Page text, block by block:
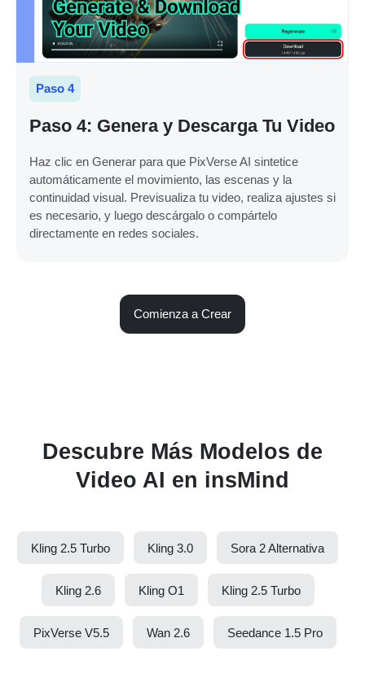
Paso 4
Paso 4: Genera y Descarga Tu Video
Haz clic en Generar para que PixVerse AI sintetice
automáticamente el movimiento, las escenas y la
continuidad visual. Previsualiza tu video, realiza ajustes si
es necesario, y luego descárgalo o compártelo
directamente en redes sociales.
Comienza a Crear
Descubre Más Modelos de
Video AI en insMind
Kling 2.5 Turbo Kling 3.0 Sora 2 Alternativa
Kling 2.6 Kling O1 Kling 2.5 Turbo
PixVerse V5.5 Wan 2.6 Seedance 1.5 Pro